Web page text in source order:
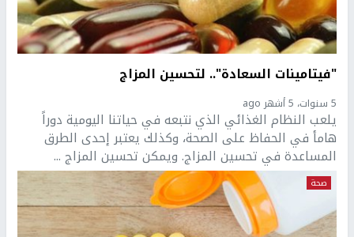
"فيتامينات السعادة".. لتحسين المزاج
5 سنوات، 5 أشهر ago
يلعب النظام الغذائي الذي نتبعه في حياتنا اليومية دوراً
هامأ في الحفاظ على الصحة، وكذلك يعتبر إحدى الطرق
المساعدة في تحسين المزاج. ويمكن تحسين المزاج ...
صحة